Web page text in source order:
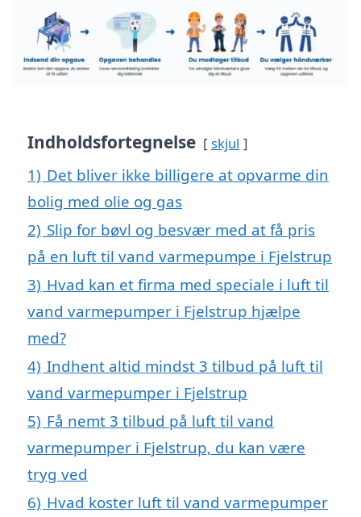
Indholdsfortegnelse skjul
1) Det bliver ikke billigere at opvarme din
bolig med olie og gas
2) Slip for bøvl og besvær med at få pris
på en luft til vand varmepumpe i Fjelstrup
3) Hvad kan et firma med speciale i luft til
vand varmepumper i Fjelstrup hjælpe
med?
4) Indhent altid mindst 3 tilbud på luft til
vand varmepumper i Fjelstrup
5) Få nemt 3 tilbud på luft til vand
varmepumper i Fjelstrup, du kan være
tryg ved
6) Hvad koster luft til vand varmepumper